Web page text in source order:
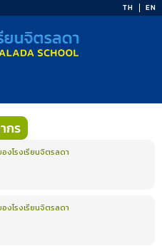
TH EN
กร
งโรงเรียนจิตรลดา
งโรงเรียนจิตรลดา